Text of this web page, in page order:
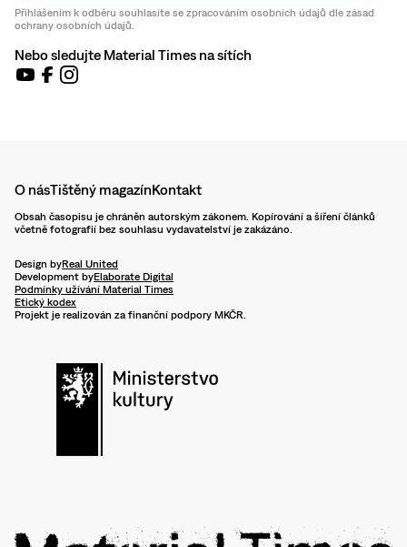
Přihlášením k odběru souhlasíte se zpracováním osobních údajů dle zásad
ochrany osobních údajů.
Nebo sledujte Material Times na sítích
O násTištěný magazínKontakt
Obsah časopisu je chráněn autorským zákonem. Kopírování a šíření článků
včetně fotografií bez souhlasu vydavatelství je zakázáno.
Design byReal United
Development byElaborate Digital
Podmínky užívání Material Times
Etický kodex
Projekt je realizován za finanční podpory MKČR.